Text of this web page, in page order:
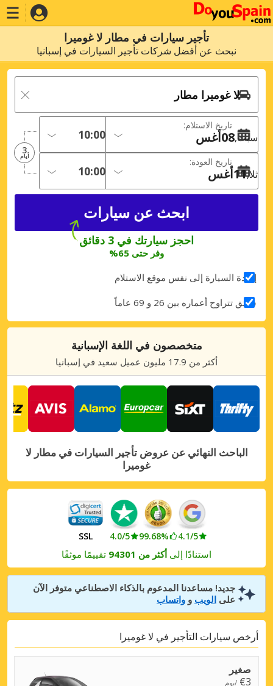
تأجير سيارات في مطار لا غوميرا
نبحث عن أفضل شركات تأجير السيارات في إسبانيا
تاريخ الاستلام:
سبت08أغس
تاريخ العودة:
ثلا11أغس
3
أيام
احجز سيارتك في 3 دقائق
وفر حتى 65%
إعادة السيارة إلى نفس موقع الاستلام
سائق تتراوح أعماره بين 26 و 69 عاماً
متخصصون في اللغة الإسبانية
أكثر من 17.9 مليون عميل سعيد في إسبانيا
الباحث النهائي عن عروض تأجير السيارات في مطار لا
غوميرا
4.1/5
99.68%
4.0/5
SSL
استنادًا إلى أكثر من 94301 تقييمًا موثقًا
جديد! مساعدنا المدعوم بالذكاء الاصطناعي متوفر الآن
على الويب و واتساب
أرخص سيارات التأجير في لا غوميرا
صغير
€3 /يوم